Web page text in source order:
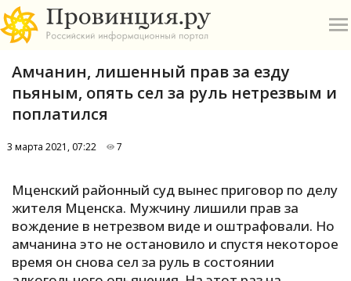
А
Б
П
Амчанин, лишенный прав за езду
пьяным, опять сел за руль нетрезвым и
поплатился
3 марта 2021, 07:22 7
Мценский районный суд вынес приговор по делу
жителя Мценска. Мужчину лишили прав за
вождение в нетрезвом виде и оштрафовали. Но
амчанина это не остановило и спустя некоторое
время он снова сел за руль в состоянии